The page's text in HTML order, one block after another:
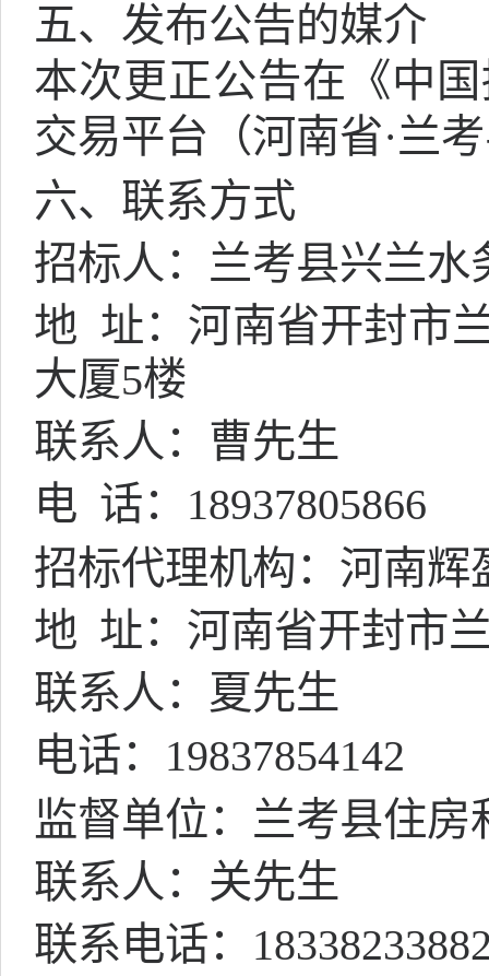
五、发布公告的媒介
本次更正公告在《中
交易平台（河南省·兰
六、联系方式
招标人：兰考县兴兰水
地 址：河南省开封市
大厦5楼
联系人：曹先生
电 话：18937805866
招标代理机构：河南
地 址：河南省开封市
联系人：夏先生
电话： 19837854142
监督单位：兰考县住房
联系人：关先生
联系电话：